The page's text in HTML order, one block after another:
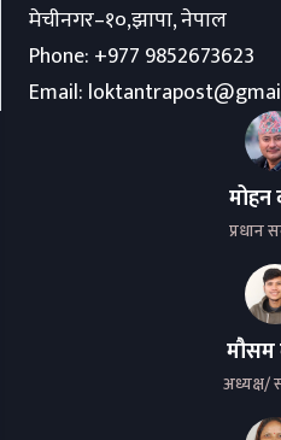
मेचीनगर–१०,झापा, नेपाल
Phone: +977 9852673623
Email:
मोहन
प्रधान
मौसम
अध्यक्ष/